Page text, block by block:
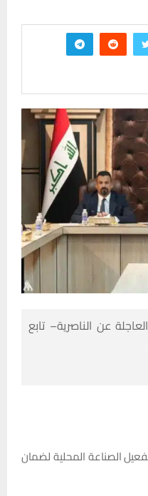
عن الناصرية– تابع
الصناعة المحلية لضمان